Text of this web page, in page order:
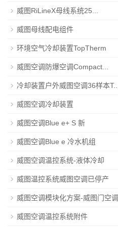
威图RiLineX母线系统25...
威图母线配电组件
环境空气冷却装置TopTherm
威图空调防爆空调Compact...
冷却装置户外威图空调36样本T...
威图空调冷却装置
威图空调Blue e+ S 新
威图空调Blue e 冷水机组
威图空调温控系统-液体冷却
威图温控系统威图空调已停产
威图空调模块化方案-威图门空调
威图空调温控系统附件